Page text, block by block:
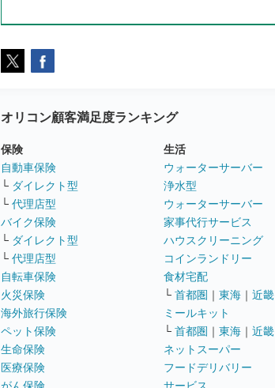
オリコン顧客満足度ランキング
保険
自動車保険
└ ダイレクト型
└ 代理店型
バイク保険
└ ダイレクト型
└ 代理店型
自転車保険
火災保険
海外旅行保険
ペット保険
生命保険
医療保険
生活
ウォーターサーバー
浄水型
ウォーターサーバー
家事代行サービス
ハウスクリーニング
コインランドリー
食材宅配
└ 首都圏 ｜ 東海 ｜ 近畿
ミールキット
└ 首都圏 ｜ 東海 ｜ 近畿
ネットスーパー
フードデリバリー